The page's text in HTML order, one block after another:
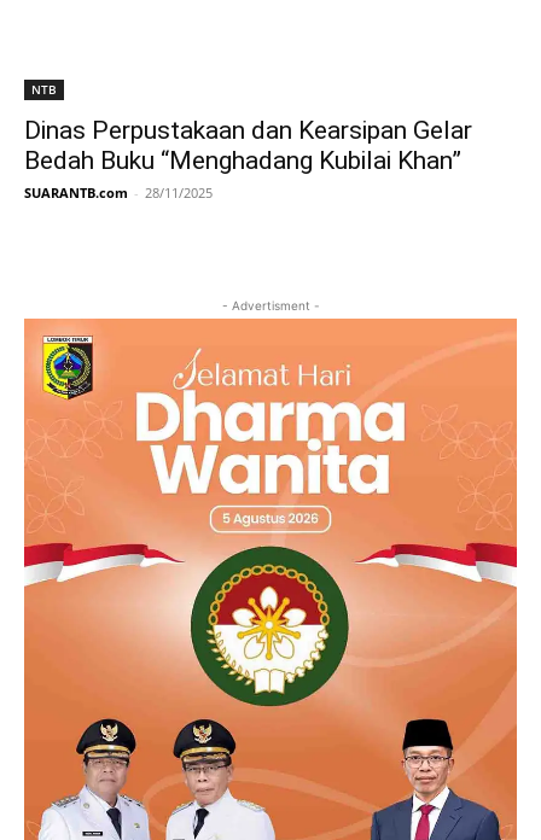
NTB
Dinas Perpustakaan dan Kearsipan Gelar
Bedah Buku “Menghadang Kubilai Khan”
SUARANTB.com - 28/11/2025
- Advertisment -